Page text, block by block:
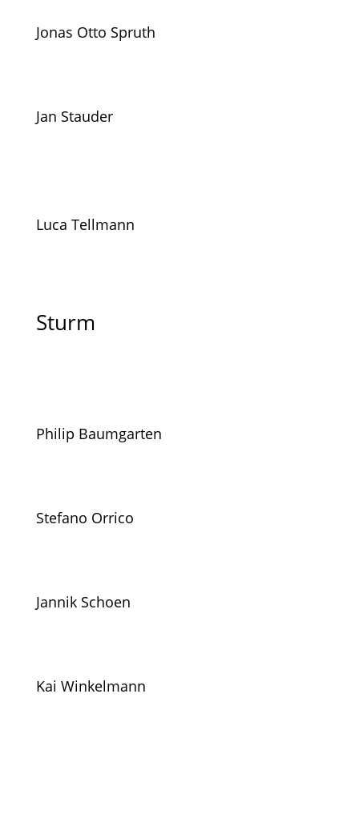
Jonas Otto Spruth
Jan Stauder
Luca Tellmann
Sturm
Philip Baumgarten
Stefano Orrico
Jannik Schoen
Kai Winkelmann